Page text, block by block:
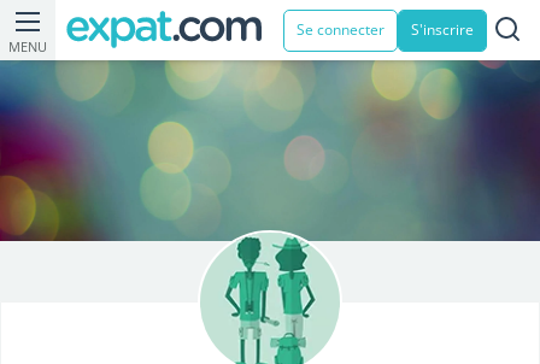
MENU
Se connecter S'inscrire